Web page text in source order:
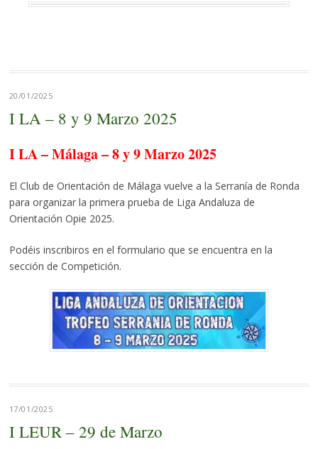
20/01/2025
I LA – 8 y 9 Marzo 2025
I LA – Málaga – 8 y 9 Marzo 2025
El Club de Orientación de Málaga vuelve a la Serranía de Ronda
para organizar la primera prueba de Liga Andaluza de
Orientación Opie 2025.
Podéis inscribiros en el formulario que se encuentra en la
sección de Competición.
17/01/2025
I LEUR – 29 de Marzo